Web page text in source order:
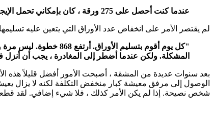
عندما كنت أحصل على 275 ورقة ، كان بإمكاني تحمل الإيجار. عندما هبطت إلى 210 ، لم أستطع دفع الإيجار. عندما هبطت إلى 110 ، كنت أعيش في سيارتي. الآن أقوم بتسليم 67 ورقة ".
لم يقتصر الأمر على انخفاض عدد الأوراق التي يتعين عليه
المشكلة. ولكن عندما أضطر إلى المغادرة ، يجب أن
بعد سنوات عديدة من المشقة ، أصبحت الأمور أفضل قليلاً هذه
شخص نصيحة. إذا لم يكن الأمر كذلك ، فلا شيء إضافي. لقد